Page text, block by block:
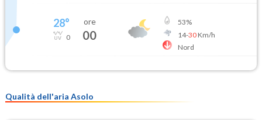
28°
0
ore
00
53%
14-30Km/h
Nord
Qualità dell'aria Asolo